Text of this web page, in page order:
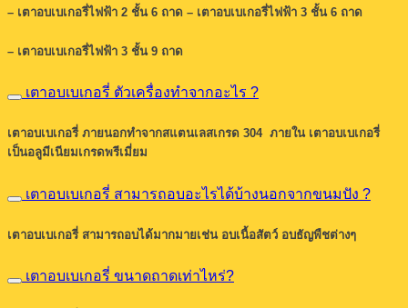
– เตาอบเบเกอรี่ไฟฟ้า 2 ชั้น 6 ถาด – เตาอบเบเกอรี่ไฟฟ้า 3 ชั้น 6 ถาด
– เตาอบเบเกอรี่ไฟฟ้า 3 ชั้น 9 ถาด
เตาอบเบเกอรี่ ตัวเครื่องทำจากอะไร ?
เตาอบเบเกอรี่ ภายนอกทำจากสแตนเลสเกรด 304 ภายใน เตาอบเบเกอรี่
เป็นอลูมีเนียมเกรดพรีเมี่ยม
เตาอบเบเกอรี่ สามารถอบอะไรได้บ้างนอกจากขนมปัง ?
เตาอบเบเกอรี่ สามารถอบได้มากมายเช่น อบเนื้อสัตว์ อบธัญพืชต่างๆ
เตาอบเบเกอรี่ ขนาดถาดเท่าไหร่?